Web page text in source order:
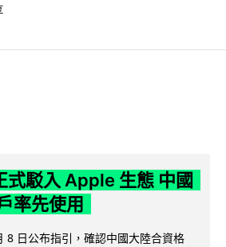
式駁入 Apple 生態 中國
率先使用
日公布指引，確認中國大陸合資格